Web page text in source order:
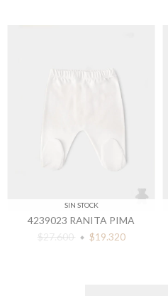
SIN STOCK
4239023 RANITA PIMA
$27.600
$19.320